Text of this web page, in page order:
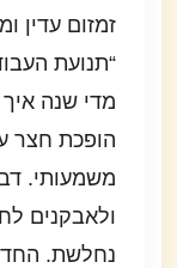
זמזום עדין
“תנועת
מדי שנה
הופכת חצר
משמעותי.
ולאבקנים
נחלשת.